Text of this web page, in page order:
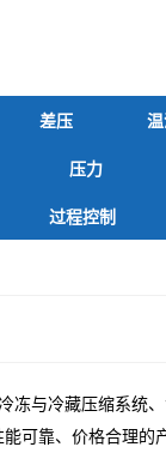
差压
压力
过程控制
冻与冷藏压缩系统
可靠、价格合理的